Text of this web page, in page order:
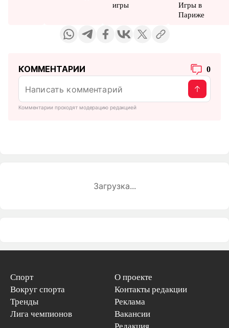
игры
Игры в
Париже
КОММЕНТАРИИ 0
Комментарии проходят модерацию редакцией
Загрузка...
Спорт
Вокруг спорта
Тренды
Лига чемпионов
О проекте
Контакты редакции
Реклама
Вакансии
Редакция